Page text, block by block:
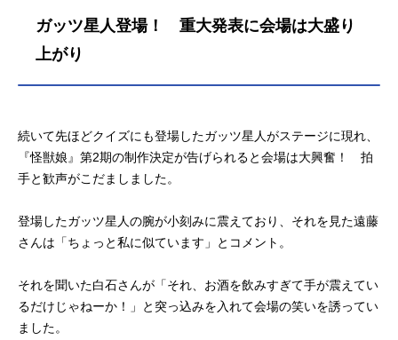
ガッツ星人登場！ 重大発表に会場は大盛り
上がり
続いて先ほどクイズにも登場したガッツ星人がステージに現れ、
『怪獣娘』第2期の制作決定が告げられると会場は大興奮！ 拍
手と歓声がこだましました。
登場したガッツ星人の腕が小刻みに震えており、それを見た遠藤
さんは「ちょっと私に似ています」とコメント。
それを聞いた白石さんが「それ、お酒を飲みすぎて手が震えてい
るだけじゃねーか！」と突っ込みを入れて会場の笑いを誘ってい
ました。